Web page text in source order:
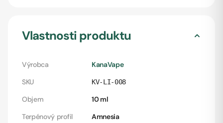
Vlastnosti produktu
Výrobca
KanaVape
SKU
KV-LI-008
Objem
10 ml
Terpénový profil
Amnesia